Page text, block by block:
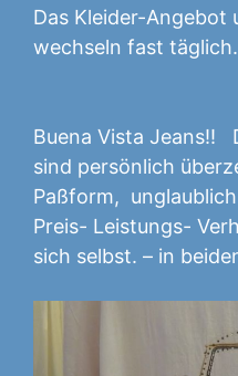
Das Kleider-Angebot
wechseln fast täglich.
Buena Vista Jeans!!
sind persönlich
Paßform,
Preis- Leistungs-
sich selbst. – in